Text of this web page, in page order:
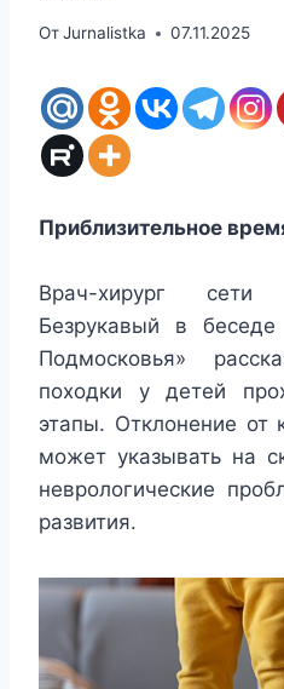
ОтJurnalistka 07.11.2025
Приблизительное
Врач-хирург
Безрукавый в
Подмосковья»
походки у детей
этапы. Отклонение от
может указывать на
неврологические
развития.